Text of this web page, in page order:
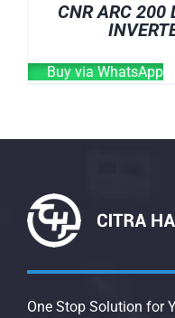
CNR ARC 200
Buy via WhatsApp
One Stop Solution for